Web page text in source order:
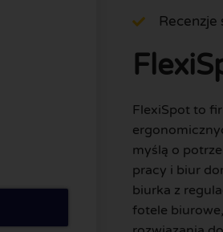
Recenzje
FlexiSpot to
myślą o
pracy i biur
biurka z
fotele